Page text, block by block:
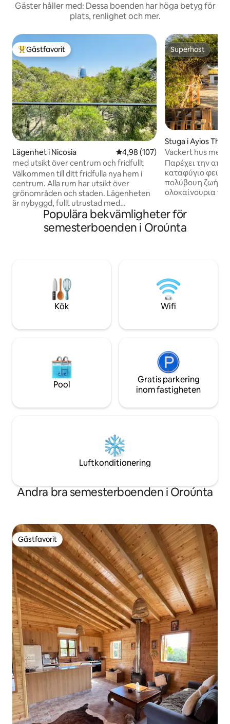
Gäster håller med: Dessa boenden har höga betyg för
plats, renlighet och mer.
Populär gästfavorit
Gästfavorit
Lägenhet i Nicosia 4,98 av 5 i genomsnittligt
4,98 (107)
med utsikt över centrum och fridfullt
Välkommen till ditt fridfulla nya hem i
centrum. Alla rum har utsikt över
grönområden och staden. Lägenheten
är nybyggd, fullt utrustad med
övervakningskameror och alla möbler är
helt nya. Det är perfekt för par, familjer
och ensamresenärer. Det ligger nära
Casino & Spa ligger 6 minuter till fots. Old
City Walls ligger 25-30 minuter till fots.
Busshållplatser ligger 5 minuter bort.
Superhost
Superhost
Stuga i Ayios
as
Vackert hus med
Παρέχει την
καταφύγιο
πολύβουη ζωή
ολοκαίνουρια
δροσιά.
πετρελαίου
τους
θέα, κουζίνα με
υπνοδωμάτια και
που γίνεται
Populära bekvämligheter för
semesterboenden i Oroúnta
Kök Wifi
Pool
Gratis parkering
inom fastigheten
Luftkonditionering
Andra bra semesterboenden i Oroúnta
Gästfavorit
Gästfavorit